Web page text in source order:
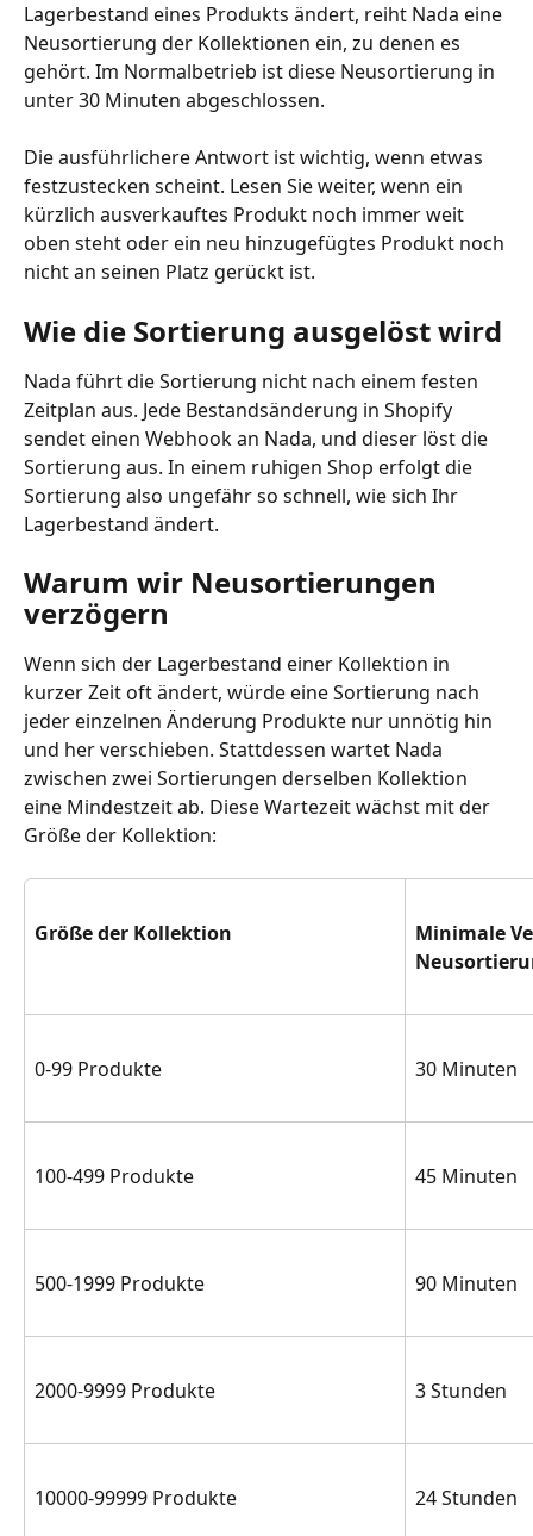
Lagerbestand eines Produkts ändert, reiht Nada eine
Neusortierung der Kollektionen ein, zu denen es
gehört. Im Normalbetrieb ist diese Neusortierung in
unter 30 Minuten abgeschlossen.
Die ausführlichere Antwort ist wichtig, wenn etwas
festzustecken scheint. Lesen Sie weiter, wenn ein
kürzlich ausverkauftes Produkt noch immer weit
oben steht oder ein neu hinzugefügtes Produkt noch
nicht an seinen Platz gerückt ist.
Wie die Sortierung ausgelöst wird
Nada führt die Sortierung nicht nach einem festen
Zeitplan aus. Jede Bestandsänderung in Shopify
sendet einen Webhook an Nada, und dieser löst die
Sortierung aus. In einem ruhigen Shop erfolgt die
Sortierung also ungefähr so schnell, wie sich Ihr
Lagerbestand ändert.
Warum wir Neusortierungen
verzögern
Wenn sich der Lagerbestand einer Kollektion in
kurzer Zeit oft ändert, würde eine Sortierung nach
jeder einzelnen Änderung Produkte nur unnötig hin
und her verschieben. Stattdessen wartet Nada
zwischen zwei Sortierungen derselben Kollektion
eine Mindestzeit ab. Diese Wartezeit wächst mit der
Größe der Kollektion:
Größe der Kollektion
Minimale
0-99 Produkte 30 Minuten
100-499 Produkte 45 Minuten
500-1999 Produkte 90 Minuten
2000-9999 Produkte 3 Stunden
10000-99999 Produkte 24 Stunden